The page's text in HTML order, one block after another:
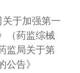
于加强第一
（药监综械
监局关于第
公告》